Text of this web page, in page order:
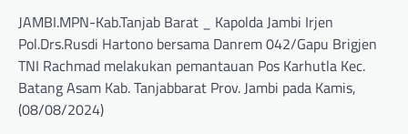
JAMBI.MPN-Kab.Tanjab Barat _ Kapolda Jambi Irjen
Pol.Drs.Rusdi Hartono bersama Danrem 042/Gapu Brigjen
TNI Rachmad melakukan pemantauan Pos Karhutla Kec.
Batang Asam Kab. Tanjabbarat Prov. Jambi pada Kamis,
(08/08/2024)